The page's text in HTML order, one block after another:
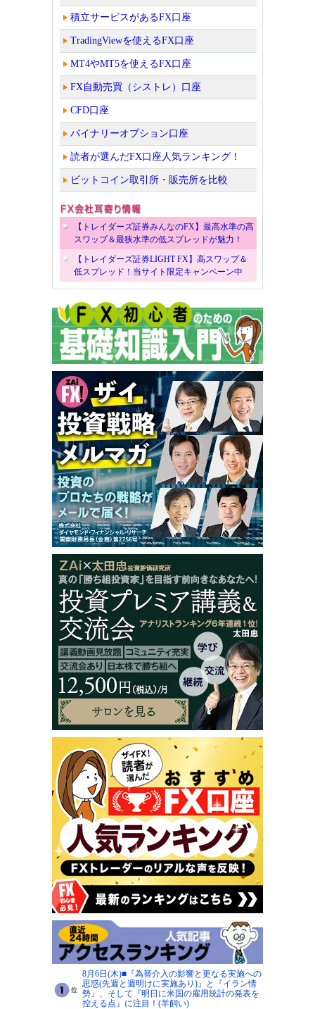
積立サービスがあるFX口座
TradingViewを使えるFX口座
MT4やMT5を使えるFX口座
FX自動売買（シストレ）口座
CFD口座
バイナリーオプション口座
読者が選んだFX口座人気ランキング！
ビットコイン取引所・販売所を比較
【トレイダーズ証券みんなのFX】最高水準の高
スワップ＆最狭水準の低スプレッドが魅力！
【トレイダーズ証券LIGHT FX】高スワップ＆
低スプレッド！当サイト限定キャンペーン中
8月6日(木)■『為替介入の影響と更なる実施への
思惑(先週と週明けに実施あり)』と『イラン情
勢』、そして『明日に米国の雇用統計の発表を
控える点』に注目！(羊飼い)